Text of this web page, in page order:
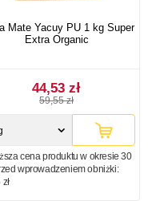
Mate Yacuy PU 1 kg Super
Extra Organic
44,53 zł
59,55 zł
cena produktu w okresie 30
wprowadzeniem obniżki: